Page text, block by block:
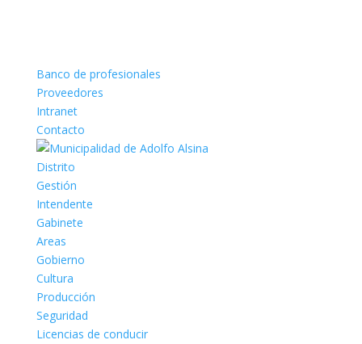
Banco de profesionales
Proveedores
Intranet
Contacto
Distrito
Gestión
Intendente
Gabinete
Areas
Gobierno
Cultura
Producción
Seguridad
Licencias de conducir